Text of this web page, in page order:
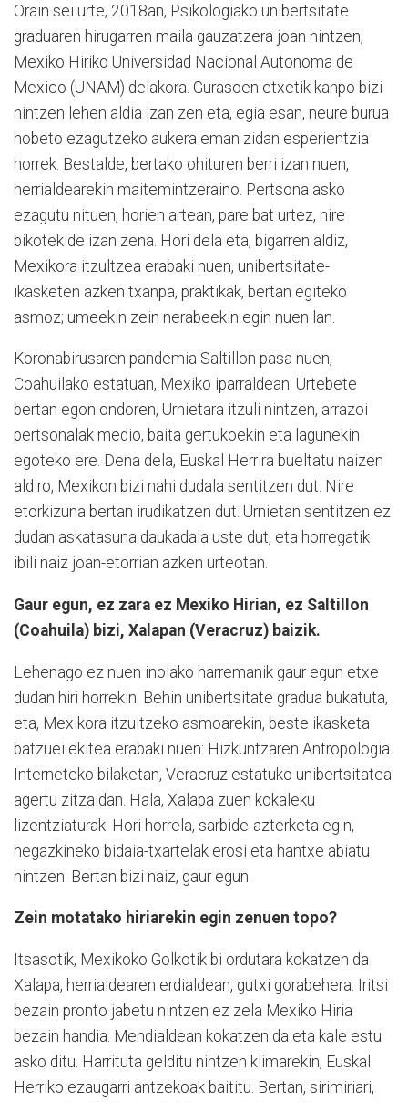
Orain sei urte, 2018an, Psikologiako unibertsitate
graduaren hirugarren maila gauzatzera joan nintzen,
Mexiko Hiriko Universidad Nacional Autonoma de
Mexico (UNAM) delakora. Gurasoen etxetik kanpo bizi
nintzen lehen aldia izan zen eta, egia esan, neure burua
hobeto ezagutzeko aukera eman zidan esperientzia
horrek. Bestalde, bertako ohituren berri izan nuen,
herrialdearekin maitemintzeraino. Pertsona asko
ezagutu nituen, horien artean, pare bat urtez, nire
bikotekide izan zena. Hori dela eta, bigarren aldiz,
Mexikora itzultzea erabaki nuen, unibertsitate-
ikasketen azken txanpa, praktikak, bertan egiteko
asmoz; umeekin zein nerabeekin egin nuen lan.
Koronabirusaren pandemia Saltillon pasa nuen,
Coahuilako estatuan, Mexiko iparraldean. Urtebete
bertan egon ondoren, Urnietara itzuli nintzen, arrazoi
pertsonalak medio, baita gertukoekin eta lagunekin
egoteko ere. Dena dela, Euskal Herrira bueltatu naizen
aldiro, Mexikon bizi nahi dudala sentitzen dut. Nire
etorkizuna bertan irudikatzen dut. Urnietan sentitzen ez
dudan askatasuna daukadala uste dut, eta horregatik
ibili naiz joan-etorrian azken urteotan.
Gaur egun, ez zara ez Mexiko Hirian, ez Saltillon
(Coahuila) bizi, Xalapan (Veracruz) baizik.
Lehenago ez nuen inolako harremanik gaur egun etxe
dudan hiri horrekin. Behin unibertsitate gradua bukatuta,
eta, Mexikora itzultzeko asmoarekin, beste ikasketa
batzuei ekitea erabaki nuen: Hizkuntzaren Antropologia.
Interneteko bilaketan, Veracruz estatuko unibertsitatea
agertu zitzaidan. Hala, Xalapa zuen kokaleku
lizentziaturak. Hori horrela, sarbide-azterketa egin,
hegazkineko bidaia-txartelak erosi eta hantxe abiatu
nintzen. Bertan bizi naiz, gaur egun.
Zein motatako hiriarekin egin zenuen topo?
Itsasotik, Mexikoko Golkotik bi ordutara kokatzen da
Xalapa, herrialdearen erdialdean, gutxi gorabehera. Iritsi
bezain pronto jabetu nintzen ez zela Mexiko Hiria
bezain handia. Mendialdean kokatzen da eta kale estu
asko ditu. Harrituta gelditu nintzen klimarekin, Euskal
Herriko ezaugarri antzekoak baititu. Bertan, sirimiriari,